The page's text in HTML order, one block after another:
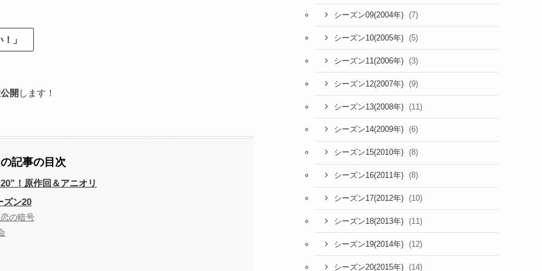
」
開 します！
記事の目次
！原作回＆アニオリ
ズン20
の暗号
シーズン09(2004年) (7)
シーズン10(2005年) (5)
シーズン11(2006年) (3)
シーズン12(2007年) (9)
シーズン13(2008年) (11)
シーズン14(2009年) (6)
シーズン15(2010年) (8)
シーズン16(2011年) (8)
シーズン17(2012年) (10)
シーズン18(2013年) (11)
シーズン19(2014年) (12)
シーズン20(2015年) (14)